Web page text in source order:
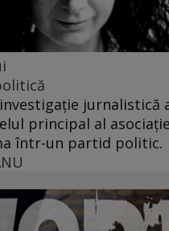
jurnalistică
principal al
într-un partid politic.